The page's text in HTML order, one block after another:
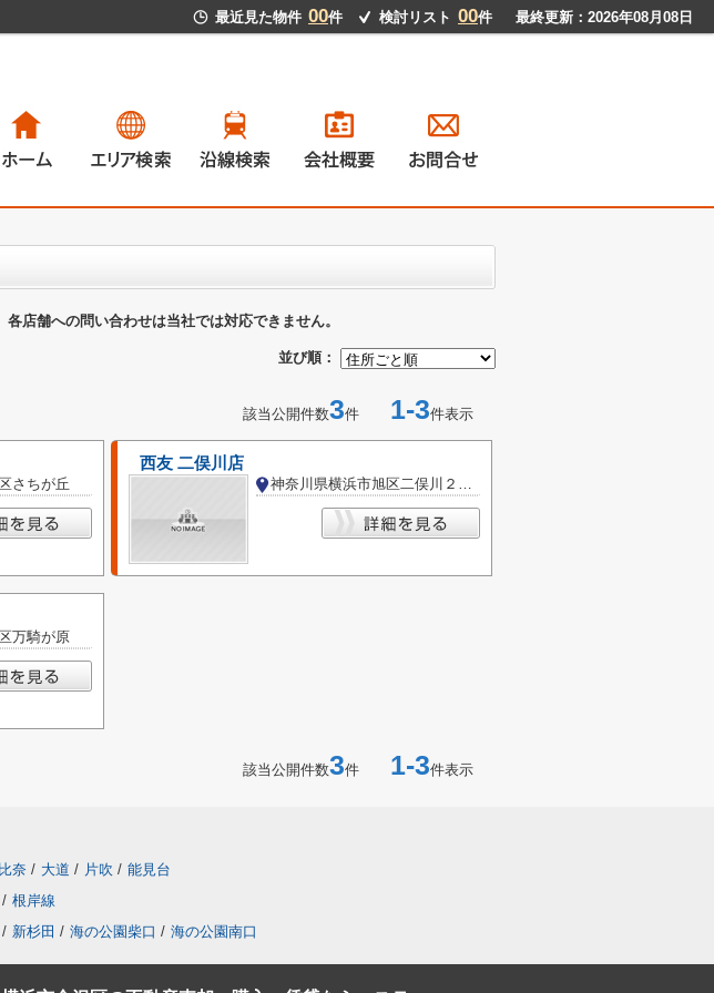
最近見た物件 00件 検討リスト 00件 最終更新：2026年08月08日
店舗への問い合わせは当社では対応できません。
並び順：
該当公開件数3件 1-3件表示
さちが丘
西友 二俣川店
神奈川県横浜市旭区二俣川２丁目
万騎が原
該当公開件数3件 1-3件表示
奈 / 大道 / 片吹 / 能見台
/ 根岸線
/ 新杉田 / 海の公園柴口 / 海の公園南口